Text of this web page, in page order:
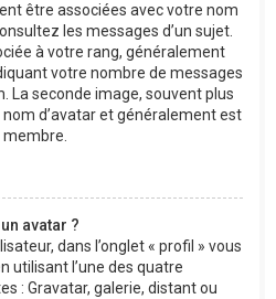
être associées avec votre nom
les messages d’un sujet.
à votre rang, généralement
votre nombre de messages
La seconde image, souvent plus
d’avatar et généralement est
avatar ?
dans l’onglet « profil » vous
utilisant l’une des quatre
: Gravatar, galerie, distant ou